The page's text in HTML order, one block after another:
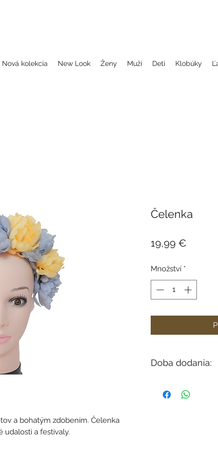
Nová kolekcia New Look Ženy Muži Deti Klobúky
a bohatým zdobením. Čelenka
udalosti a festivaly.
Čelenka
19,99 €
Množství *
Doba dodania:
do 12 dní).